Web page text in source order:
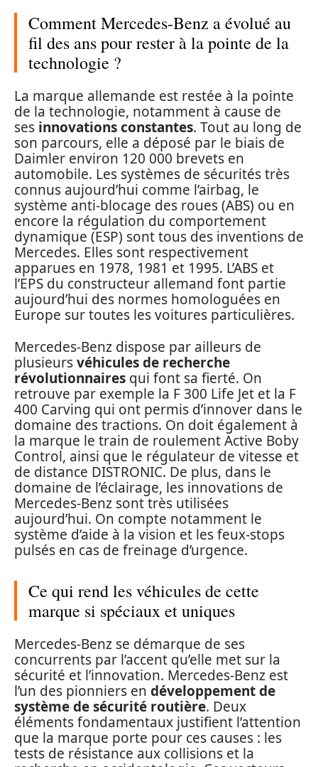
Comment Mercedes-Benz a évolué au
fil des ans pour rester à la pointe de la
technologie ?
La marque allemande est restée à la pointe
de la technologie, notamment à cause de
ses innovations constantes. Tout au long de
son parcours, elle a déposé par le biais de
Daimler environ 120 000 brevets en
automobile. Les systèmes de sécurités très
connus aujourd’hui comme l’airbag, le
système anti-blocage des roues (ABS) ou en
encore la régulation du comportement
dynamique (ESP) sont tous des inventions de
Mercedes. Elles sont respectivement
apparues en 1978, 1981 et 1995. L’ABS et
l’EPS du constructeur allemand font partie
aujourd’hui des normes homologuées en
Europe sur toutes les voitures particulières.
Mercedes-Benz dispose par ailleurs de
plusieursvéhicules de recherche
révolutionnaires qui font sa fierté. On
retrouve par exemple la F 300 Life Jet et la F
400 Carving qui ont permis d’innover dans le
domaine des tractions. On doit également à
la marque le train de roulement Active Boby
Control, ainsi que le régulateur de vitesse et
de distance DISTRONIC. De plus, dans le
domaine de l’éclairage, les innovations de
Mercedes-Benz sont très utilisées
aujourd’hui. On compte notamment le
système d’aide à la vision et les feux-stops
pulsés en cas de freinage d’urgence.
Ce qui rend les véhicules de cette
marque si spéciaux et uniques
Mercedes-Benz se démarque de ses
concurrents par l’accent qu’elle met sur la
sécurité et l’innovation. Mercedes-Benz est
l’un des pionniers en développement de
système de sécurité routière. Deux
éléments fondamentaux justifient l’attention
que la marque porte pour ces causes : les
tests de résistance aux collisions et la